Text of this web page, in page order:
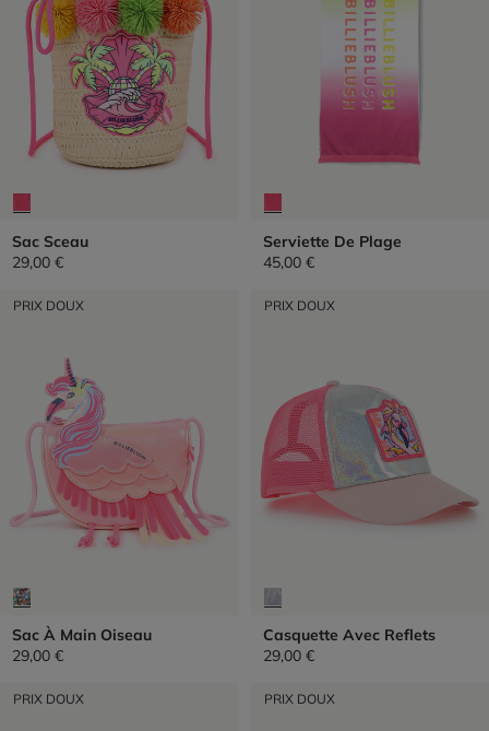
Sac Sceau
29,00 €
Serviette De Plage
45,00 €
PRIX DOUX
Sac À Main Oiseau
29,00 €
PRIX DOUX
Casquette Avec Reflets
29,00 €
PRIX DOUX PRIX DOUX